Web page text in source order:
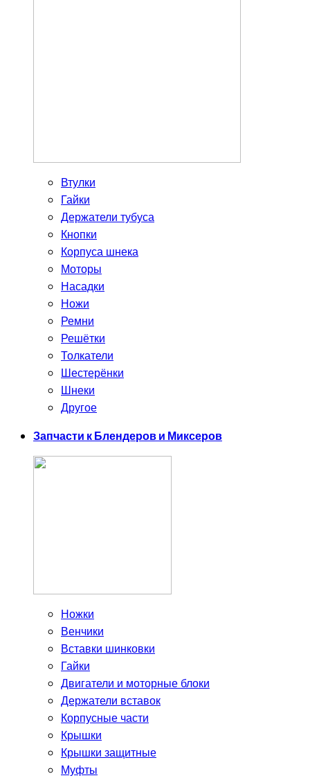
Втулки
Гайки
Держатели тубуса
Кнопки
Корпуса шнека
Моторы
Насадки
Ножи
Ремни
Решётки
Толкатели
Шестерёнки
Шнеки
Другое
Запчасти к Блендеров и Миксеров
Ножки
Венчики
Вставки шинковки
Гайки
Двигатели и моторные блоки
Держатели вставок
Корпусные части
Крышки
Крышки защитные
Муфты